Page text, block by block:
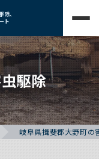
、
ト
駆除
岐阜県揖斐郡大野町の